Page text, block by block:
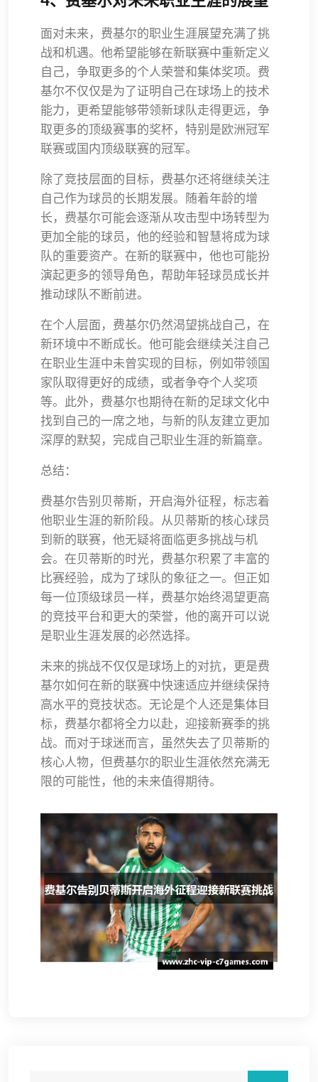
面对未来，费基尔的职业生涯展望充满了挑
战和机遇。他希望能够在新联赛中重新定义
自己，争取更多的个人荣誉和集体奖项。费
基尔不仅仅是为了证明自己在球场上的技术
能力，更希望能够带领新球队走得更远，争
取更多的顶级赛事的奖杯，特别是欧洲冠军
联赛或国内顶级联赛的冠军。
除了竞技层面的目标，费基尔还将继续关注
自己作为球员的长期发展。随着年龄的增
长，费基尔可能会逐渐从攻击型中场转型为
更加全能的球员，他的经验和智慧将成为球
队的重要资产。在新的联赛中，他也可能扮
演起更多的领导角色，帮助年轻球员成长并
推动球队不断前进。
在个人层面，费基尔仍然渴望挑战自己，在
新环境中不断成长。他可能会继续关注自己
在职业生涯中未曾实现的目标，例如带领国
家队取得更好的成绩，或者争夺个人奖项
等。此外，费基尔也期待在新的足球文化中
找到自己的一席之地，与新的队友建立更加
深厚的默契，完成自己职业生涯的新篇章。
总结：
费基尔告别贝蒂斯，开启海外征程，标志着
他职业生涯的新阶段。从贝蒂斯的核心球员
到新的联赛，他无疑将面临更多挑战与机
会。在贝蒂斯的时光，费基尔积累了丰富的
比赛经验，成为了球队的象征之一。但正如
每一位顶级球员一样，费基尔始终渴望更高
的竞技平台和更大的荣誉，他的离开可以说
是职业生涯发展的必然选择。
未来的挑战不仅仅是球场上的对抗，更是费
基尔如何在新的联赛中快速适应并继续保持
高水平的竞技状态。无论是个人还是集体目
标，费基尔都将全力以赴，迎接新赛季的挑
战。而对于球迷而言，虽然失去了贝蒂斯的
核心人物，但费基尔的职业生涯依然充满无
限的可能性，他的未来值得期待。